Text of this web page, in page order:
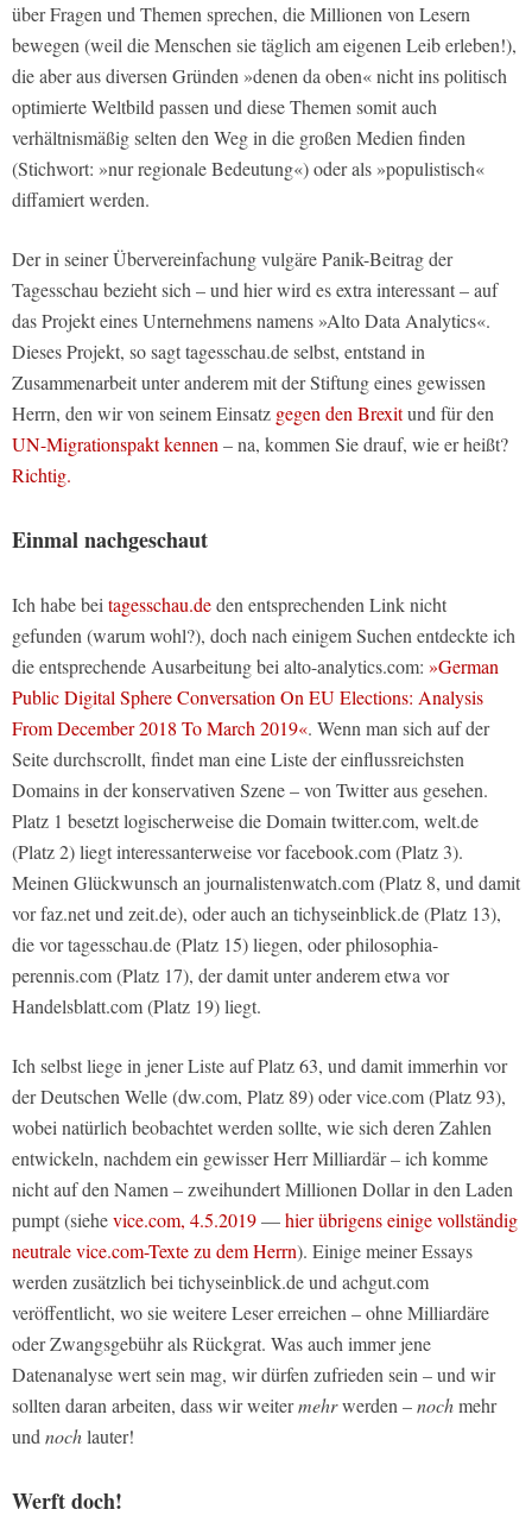
über Fragen und Themen sprechen, die Millionen von Lesern
bewegen (weil die Menschen sie täglich am eigenen Leib erleben!),
die aber aus diversen Gründen »denen da oben« nicht ins politisch
optimierte Weltbild passen und diese Themen somit auch
verhältnismäßig selten den Weg in die großen Medien finden
(Stichwort: »nur regionale Bedeutung«) oder als »populistisch«
diffamiert werden.
Der in seiner Übervereinfachung vulgäre Panik-Beitrag der
Tagesschau bezieht sich – und hier wird es extra interessant – auf
das Projekt eines Unternehmens namens »Alto Data Analytics«.
Dieses Projekt, so sagt tagesschau.de selbst, entstand in
Zusammenarbeit unter anderem mit der Stiftung eines gewissen
Herrn, den wir von seinem Einsatz gegen den Brexitund für den
UN-Migrationspakt kennen– na, kommen Sie drauf, wie er heißt?
Richtig.
Einmal nachgeschaut
Ich habe beitagesschau.deden entsprechenden Link nicht
gefunden (warum wohl?), doch nach einigem Suchen entdeckte ich
die entsprechende Ausarbeitung bei alto-analytics.com: »German
Public Digital Sphere Conversation On EU Elections: Analysis
From December 2018 To March 2019«. Wenn man sich auf der
Seite durchscrollt, findet man eine Liste der einflussreichsten
Domains in der konservativen Szene – von Twitter aus gesehen.
Platz 1 besetzt logischerweise die Domain twitter.com, welt.de
(Platz 2) liegt interessanterweise vor facebook.com (Platz 3).
Meinen Glückwunsch an journalistenwatch.com (Platz 8, und damit
vor faz.net und zeit.de), oder auch an tichyseinblick.de (Platz 13),
die vor tagesschau.de (Platz 15) liegen, oder philosophia-
perennis.com (Platz 17), der damit unter anderem etwa vor
Handelsblatt.com (Platz 19) liegt.
Ich selbst liege in jener Liste auf Platz 63, und damit immerhin vor
der Deutschen Welle (dw.com, Platz 89) oder vice.com (Platz 93),
wobei natürlich beobachtet werden sollte, wie sich deren Zahlen
entwickeln, nachdem ein gewisser Herr Milliardär – ich komme
nicht auf den Namen – zweihundert Millionen Dollar in den Laden
pumpt (siehevice.com, 4.5.2019—hier übrigens einige vollständig
neutrale vice.com-Texte zu dem Herrn). Einige meiner Essays
werden zusätzlich bei tichyseinblick.de und achgut.com
veröffentlicht, wo sie weitere Leser erreichen – ohne Milliardäre
oder Zwangsgebühr als Rückgrat. Was auch immer jene
Datenanalyse wert sein mag, wir dürfen zufrieden sein – und wir
sollten daran arbeiten, dass wir weitermehrwerden –nochmehr
undnochlauter!
Werft doch!